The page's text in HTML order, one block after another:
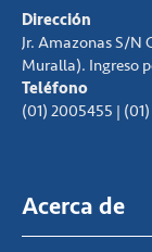
Dirección
Jr. Amazonas S/N
Muralla). Ingreso
Teléfono
(01) 2005455 |
Acerca de